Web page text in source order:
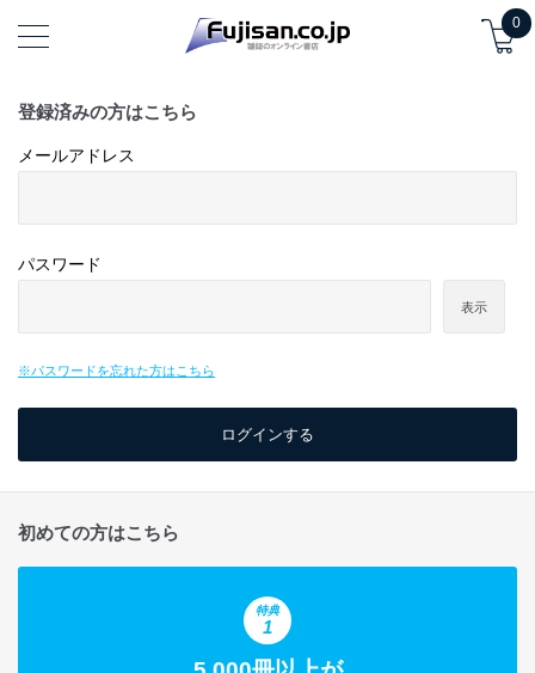
0
登録済みの方はこちら
メールアドレス
パスワード
表示
※パスワードを忘れた方はこちら
初めての方はこちら
特典
1